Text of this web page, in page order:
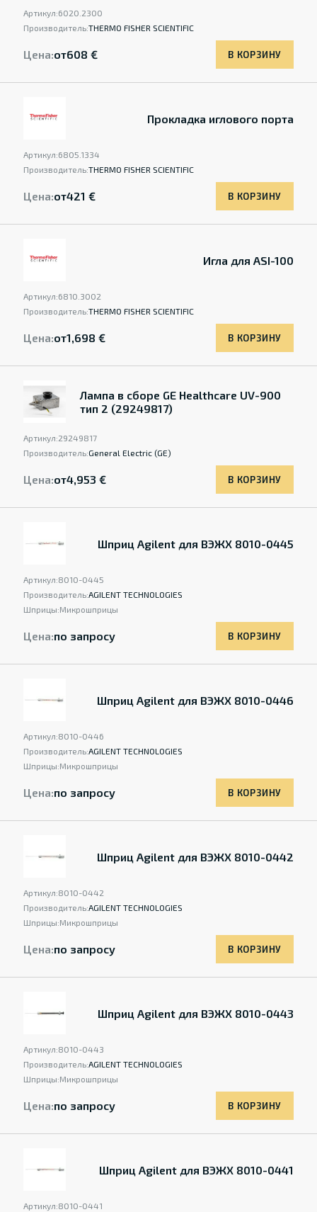
Артикул:6020.2300
Производитель:THERMO FISHER SCIENTIFIC
Цена:от608 € В КОРЗИНУ
Прокладка иглового порта
Артикул:6805.1334
Производитель:THERMO FISHER SCIENTIFIC
Цена:от421 € В КОРЗИНУ
Игла для ASI-100
Артикул:6810.3002
Производитель:THERMO FISHER SCIENTIFIC
Цена:от1,698 € В КОРЗИНУ
Лампа в сборе GE Healthcare UV-900
тип 2 (29249817)
Артикул:29249817
Производитель:General Electric (GE)
Цена:от4,953 € В КОРЗИНУ
Шприц Agilent для ВЭЖХ 8010-0445
Артикул:8010-0445
Производитель:AGILENT TECHNOLOGIES
Шприцы:Микрошприцы
Цена:по запросу В КОРЗИНУ
Шприц Agilent для ВЭЖХ 8010-0446
Артикул:8010-0446
Производитель:AGILENT TECHNOLOGIES
Шприцы:Микрошприцы
Цена:по запросу В КОРЗИНУ
Шприц Agilent для ВЭЖХ 8010-0442
Артикул:8010-0442
Производитель:AGILENT TECHNOLOGIES
Шприцы:Микрошприцы
Цена:по запросу В КОРЗИНУ
Шприц Agilent для ВЭЖХ 8010-0443
Артикул:8010-0443
Производитель:AGILENT TECHNOLOGIES
Шприцы:Микрошприцы
Цена:по запросу В КОРЗИНУ
Шприц Agilent для ВЭЖХ 8010-0441
Артикул:8010-0441